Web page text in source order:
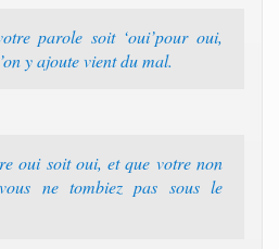
parole soit ‘oui’pour oui,
y ajoute vient du mal.
oui soit oui, et que votre non
ne tombiez pas sous le